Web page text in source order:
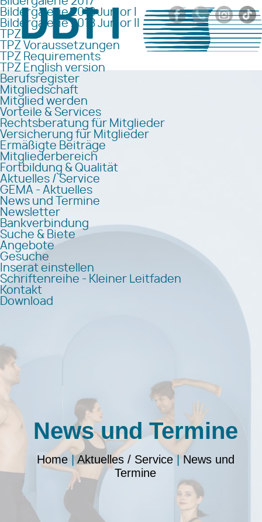
Bildergalerie 2018 Junior I
Bildergalerie 2018 Junior II
TPZ
TPZ Voraussetzungen
TPZ Requirements
TPZ English version
Berufsregister
Mitgliedschaft
Mitglied werden
Vorteile & Services
Rechtsberatung für Mitglieder
Versicherung für Mitglieder
Ermäßigte Beiträge
Mitgliederbereich
Fortbildung & Qualität
Aktuelles / Service
GEMA - Aktuelles
News und Termine
Newsletter
Bankverbindung
Suche & Biete
Angebote
Gesuche
Inserat einstellen
Schriftenreihe - Kleiner Leitfaden
Kontakt
Download
News und Termine
Home|Aktuelles / Service|News und
Termine